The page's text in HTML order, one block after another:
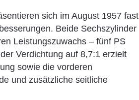
sich im August 1957 fast
Beide Sechszylinder
Leistungszuwachs – fünf PS
Verdichtung auf 8,7:1 erzielt
sowie die vorderen
und zusätzliche seitliche